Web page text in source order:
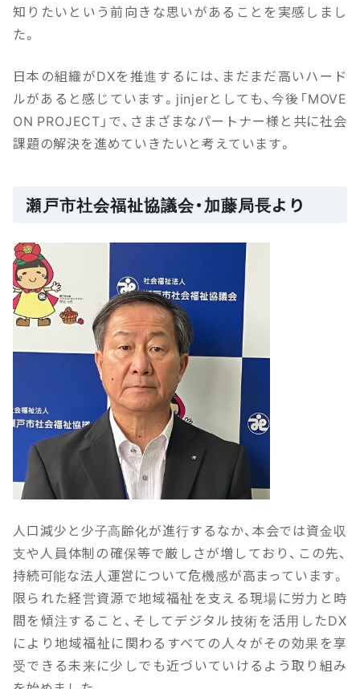
知りたいという前向きな思いがあることを実感しまし
た。
日本の組織がDXを推進するには、まだまだ高いハード
ルがあると感じています。jinjerとしても、今後「MOVE
ON PROJECT」で、さまざまなパートナー様と共に社会
課題の解決を進めていきたいと考えています。
瀬戸市社会福祉協議会・加藤局長より
人口減少と少子高齢化が進行するなか、本会では資金収
支や人員体制の確保等で厳しさが増しており、この先、
持続可能な法人運営について危機感が高まっています。
限られた経営資源で地域福祉を支える現場に労力と時
間を傾注すること、そしてデジタル技術を活用したDX
により地域福祉に関わるすべての人々がその効果を享
受できる未来に少しでも近づいていけるよう取り組み